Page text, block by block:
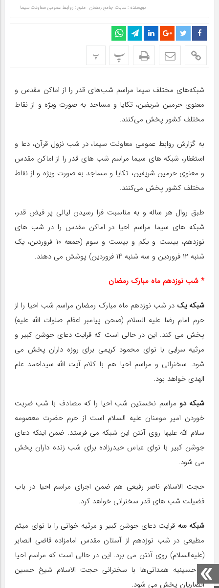
نویسنده : سایت جامع رمضان منبع : روابط عمومی معاونت سیما
پ پ
شبکه‌های مختلف سیما مراسم شب‌های قدر را از اماکن مقدس و
معنوی حرمین شریفین، تکایا و مساجد به صورت ویژه و از نقاط
مختلف کشور پخش می‌کنند.
به گزارش روابط عمومی معاونت سیما، در شب نزول قرآن، دعا و
استغفار، شبکه های سیما مراسم شب های قدر را از اماکن مقدس
و معنوی حرمین شریفین، تکایا و مساجد به صورت ویژه و از نقاط
مختلف کشور پخش می‌کنند.
طبق روال هر ساله و به مناسبت فرا رسیدن لیالی پر فیض قدر،
شبکه های سیما مراسم احیا در اماکن مقدس را در شب های
نوزدهم، بیست و یکم و بیست و سوم (جمعه ۱۰ فروردین، یک
شنبه ۱۲ فروردین و سه شنبه ۱۴ فروردین) پوشش می دهند.
* شب نوزدهم ماه مبارک رمضان
شبکه یکدر شب نوزدهم ماه مبارک رمضان مراسم شب احیا را از
حرم امام رضا علیه السلام (صحن پیامبر اعظم صلوات الله علیه)
پخش می کند. این در حالی است که قرایت دعای جوشن کبیر و
مرثیه سرایی با نوای محمود کریمی برای روزه داران پخش می
شود. سخنرانی و مراسم احیا هم با کلام آیت الله سیداحمد علم
الهدی خواهد بود.
شبکه دو مراسم نخستین شب احیا را که مصادف با شب ضربت
خوردن امیر مومنان علیه السلام است از حرم حضرت معصومه
سلام الله علیها روی آنتن این شبکه می فرستد. ضمن اینکه دعای
جوشن کبیر با نوای عباس حیدرزاده برای شب زنده داران پخش
می شود.
حجت الاسلام ناصر رفیعی هم ضمن اجرای مراسم احیا در باب
فضیلت شب های قدر سخنرانی خواهد کرد.
شبکه سه قرایت دعای جوشن کبیر و مرثیه خوانی را با نوای میثم
مطیعی در شب نوزدهم از آستان مقدس امامزاده قاضی الصابر
(علیه‌السلام) روی آنتن می برد. این در حالی است که مراسم احیا
از حسینیه همدانی‌ها با سخنرانی حجت الاسلام شیخ حسین
انصاریان پخش می شود.